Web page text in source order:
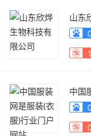
山东
1
中国